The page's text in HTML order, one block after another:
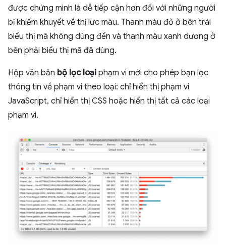
được chứng minh là dễ tiếp cận hơn đối với những người
bị khiếm khuyết về thị lực màu. Thanh màu đỏ ở bên trái
biểu thị mã không dùng đến và thanh màu xanh dương ở
bên phải biểu thị mã đã dùng.
Hộp văn bản bộ lọc loại phạm vi mới cho phép bạn lọc
thông tin về phạm vi theo loại: chỉ hiển thị phạm vi
JavaScript, chỉ hiển thị CSS hoặc hiển thị tất cả các loại
phạm vi.